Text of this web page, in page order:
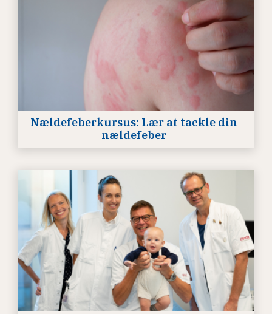
Nældefeberkursus: Lær at tackle din
nældefeber